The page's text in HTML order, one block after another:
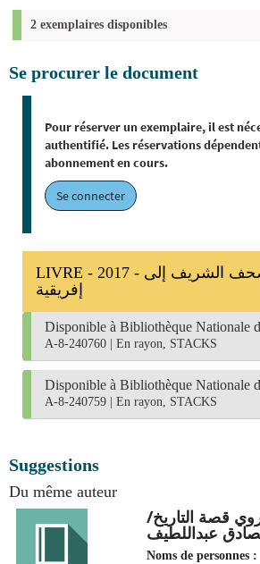
2 exemplaires disponibles
Se procurer le document
Pour réserver un exemplaire, il est
authentifié. Les réservations
abonnement en cours.
Se connecter
LIVRE - 2017 - رحلة المصحف الشريف إلى
إفريقية
Disponible à Bibliothèque Nationale
A-8-240760 En rayon, STACKS
Disponible à Bibliothèque Nationale
A-8-240759 En rayon, STACKS
Suggestions
Du même auteur
قصة التاريخ/
عبداللطيف
Noms de personnes :